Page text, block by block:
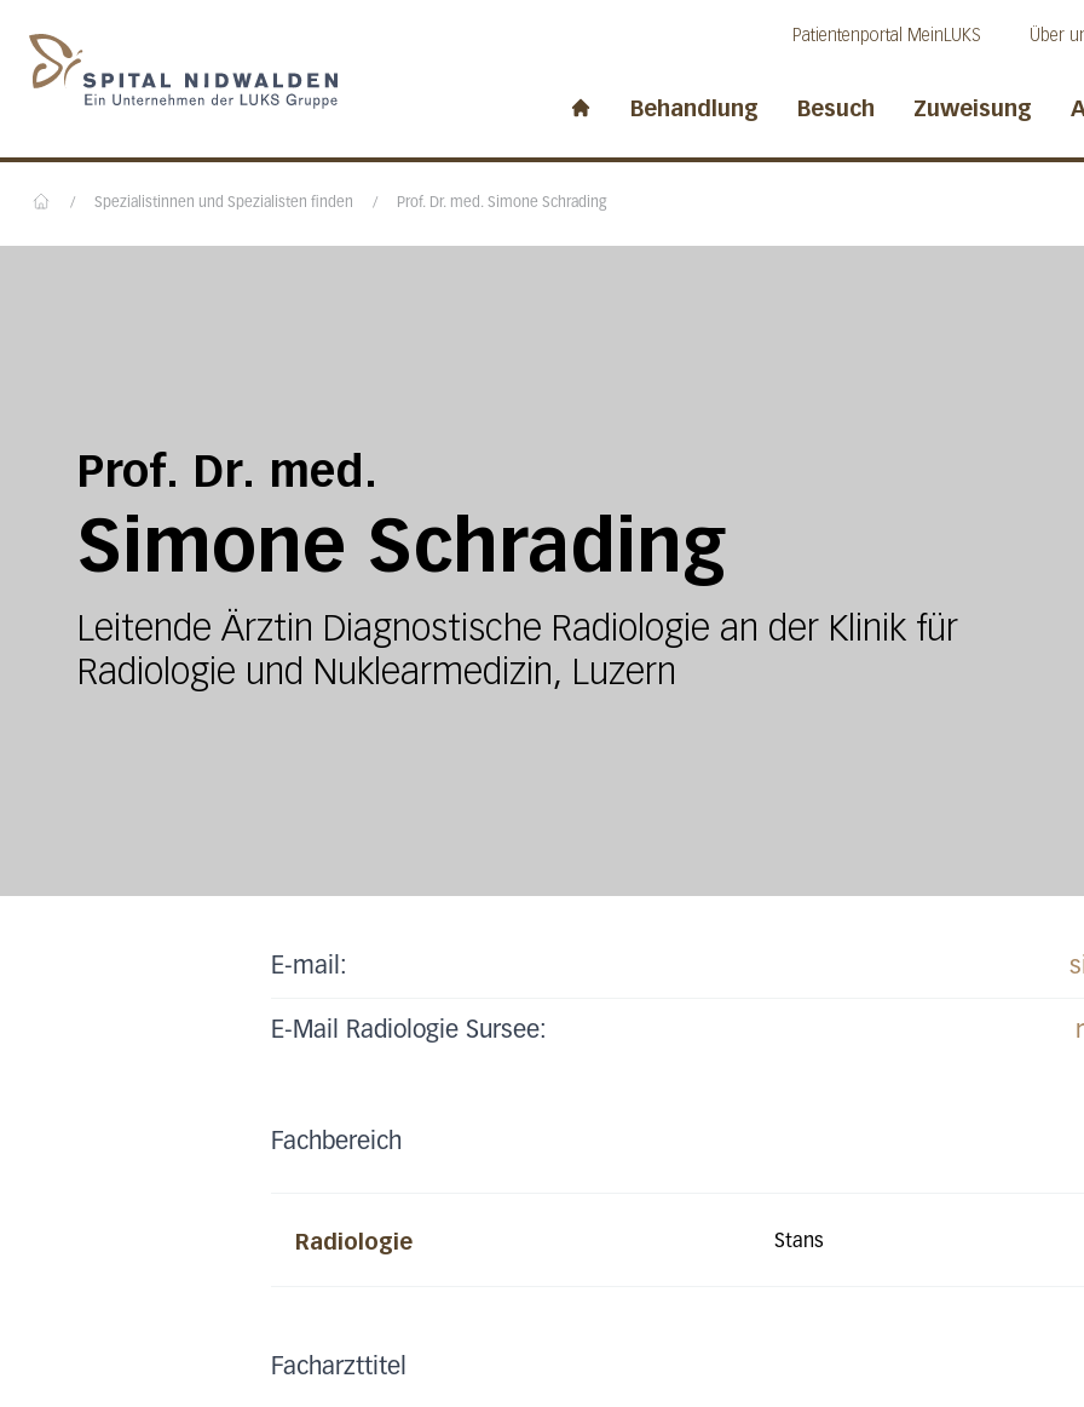
Patientenportal MeinLUKS Über
Behandlung Besuch Zuweisung
/ Spezialistinnen und Spezialisten finden / Prof. Dr. med. Simone Schrading
Prof. Dr. med.
Simone Schrading
Leitende Ärztin Diagnostische Radiologie an der Klinik für
Radiologie und Nuklearmedizin, Luzern
E-mail:
E-Mail Radiologie Sursee:
Fachbereich
Radiologie Stans
Facharzttitel